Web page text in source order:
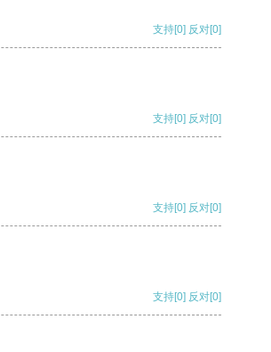
支持[0] 反对[0]
支持[0] 反对[0]
支持[0] 反对[0]
支持[0] 反对[0]